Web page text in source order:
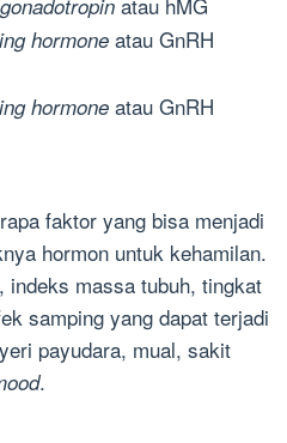
hormone atau GnRH
hormone atau GnRH
faktor yang bisa menjadi
hormon untuk kehamilan.
massa tubuh, tingkat
samping yang dapat terjadi
payudara, mual, sakit
.